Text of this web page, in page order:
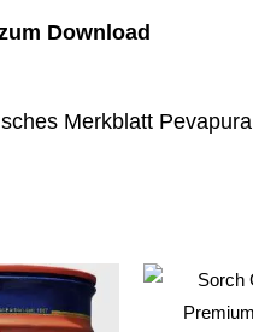
Download
Merkblatt Pevapura
Dieses
Produkt